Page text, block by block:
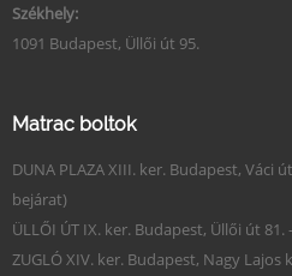
Székhely:
1091 Budapest, Üllői út 95.
Matrac boltok
DUNA PLAZA XIII. ker. Budapest, Váci
bejárat)
ÜLLŐI ÚT IX. ker. Budapest, Üllői út 81.
ZUGLÓ XIV. ker. Budapest, Nagy Lajos